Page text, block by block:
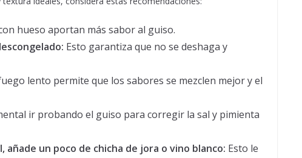
hueso aportan más sabor al guiso.
Esto garantiza que no se deshaga y
lento permite que los sabores se mezclen mejor y el
ir probando el guiso para corregir la sal y pimienta
un poco de chicha de jora o vino blanco: Esto le